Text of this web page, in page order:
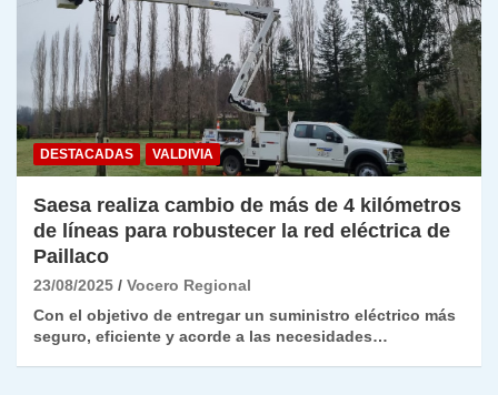
DESTACADAS VALDIVIA
Saesa realiza cambio de más de 4 kilómetros
de líneas para robustecer la red eléctrica de
Paillaco
23/08/2025
Vocero Regional
Con el objetivo de entregar un suministro eléctrico más
seguro, eficiente y acorde a las necesidades…